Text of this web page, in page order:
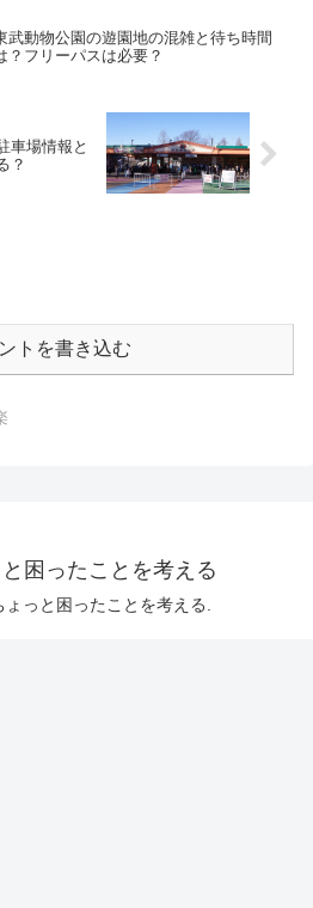
武動物公園の遊園地の混雑と待ち時間
？フリーパスは必要？
車場情報と
？
トを書き込む
困ったことを考える
っと困ったことを考える.